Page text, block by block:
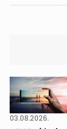
03.08.2026.